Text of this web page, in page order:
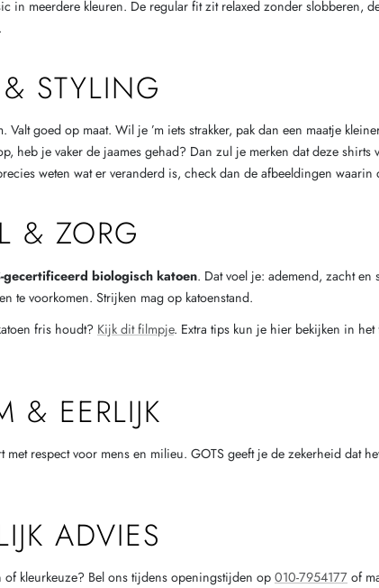
in meerdere kleuren. De regular fit zit relaxed zonder
STYLING
Valt goed op maat. Wil je ’m iets strakker, pak dan een maatje
heb je vaker de jaames gehad? Dan zul je merken dat deze
weten wat er veranderd is, check dan de afbeeldingen
& ZORG
gecertificeerd biologisch katoen. Dat voel je: ademend, zacht
te voorkomen. Strijken mag op katoenstand.
fris houdt? Kijk dit filmpje. Extra tips kun je hier bekijken in
& EERLIJK
met respect voor mens en milieu. GOTS geeft je de zekerheid
ADVIES
of kleurkeuze? Bel ons tijdens openingstijden op 010-7954177 of